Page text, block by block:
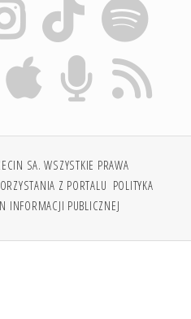
SA. WSZYSTKIE PRAWA
Z PORTALU POLITYKA
INFORMACJI PUBLICZNEJ